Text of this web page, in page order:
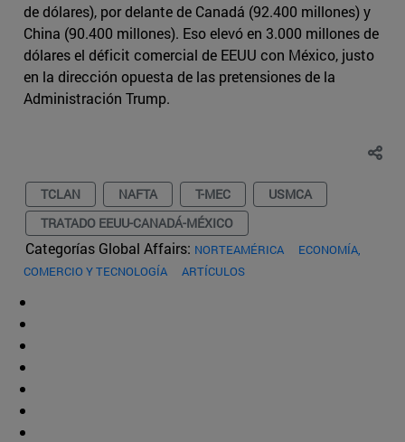
de dólares), por delante de Canadá (92.400 millones) y
China (90.400 millones). Eso elevó en 3.000 millones de
dólares el déficit comercial de EEUU con México, justo
en la dirección opuesta de las pretensiones de la
Administración Trump.
TCLAN NAFTA T-MEC
USMCA
TRATADO EEUU-CANADÁ-MÉXICO
Categorías Global Affairs: NORTEAMÉRICA
ECONOMÍA,
COMERCIO Y TECNOLOGÍA
ARTÍCULOS